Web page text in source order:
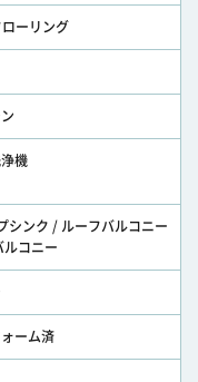
ーリング
機
シンク / ルーフバルコニー
ルコニー
ーム済